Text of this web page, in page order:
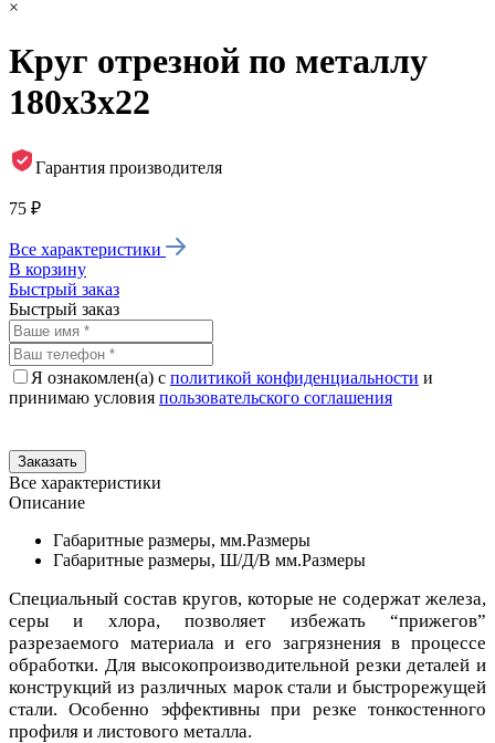
×
Круг отрезной по металлу
180х3х22
Гарантия производителя
75 ₽
Все характеристики
В корзину
Быстрый заказ
Быстрый заказ
Я ознакомлен(а) с политикой конфиденциальности и
принимаю условия пользовательского соглашения
Все характеристики
Описание
Габаритные размеры, мм.Размеры
Габаритные размеры, Ш/Д/В мм.Размеры
Специальный состав кругов, которые не содержат железа,
серы и хлора, позволяет избежать “прижегов”
разрезаемого материала и его загрязнения в процессе
обработки. Для высокопроизводительной резки деталей и
конструкций из различных марок стали и быстрорежущей
стали. Особенно эффективны при резке тонкостенного
профиля и листового металла.